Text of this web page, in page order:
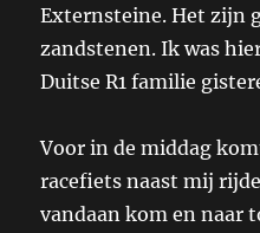
Externsteine. Het zijn
zandstenen. Ik was
Duitse R1 familie
Voor in de middag
racefiets naast mij
vandaan kom en naar